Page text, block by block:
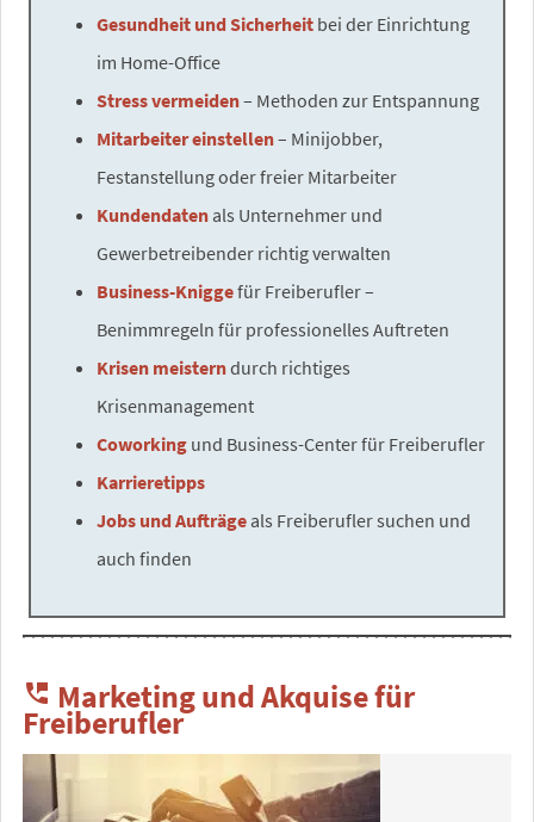
Gesundheit und Sicherheit bei der Einrichtung
im Home-Office
Stress vermeiden– Methoden zur Entspannung
Mitarbeiter einstellen– Minijobber,
Festanstellung oder freier Mitarbeiter
Kundendaten als Unternehmer und
Gewerbetreibender richtig verwalten
Business-Kniggefür Freiberufler –
Benimmregeln für professionelles Auftreten
Krisen meisterndurch richtiges
Krisenmanagement
Coworking und Business-Center für Freiberufler
Karrieretipps
Jobs und Aufträge als Freiberufler suchen und
auch finden
perm_phone_msg Marketing und Akquise für
Freiberufler